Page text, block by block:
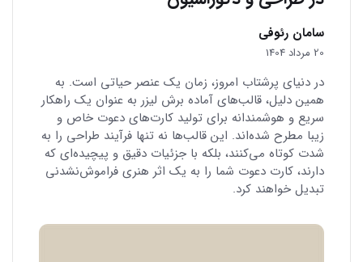
سامان رئوفی
20 مرداد 1404
در دنیای پرشتاب امروز، زمان یک عنصر حیاتی است. به
همین دلیل، قالب‌های آماده برش لیزر به عنوان یک راهکار
سریع و هوشمندانه برای تولید کارت‌های دعوت خاص و
زیبا مطرح شده‌اند. این قالب‌ها نه تنها فرآیند طراحی را به
شدت کوتاه می‌کنند، بلکه با جزئیات دقیق و پیچیده‌ای که
دارند، کارت دعوت شما را به یک اثر هنری فراموش‌نشدنی
تبدیل خواهند کرد.